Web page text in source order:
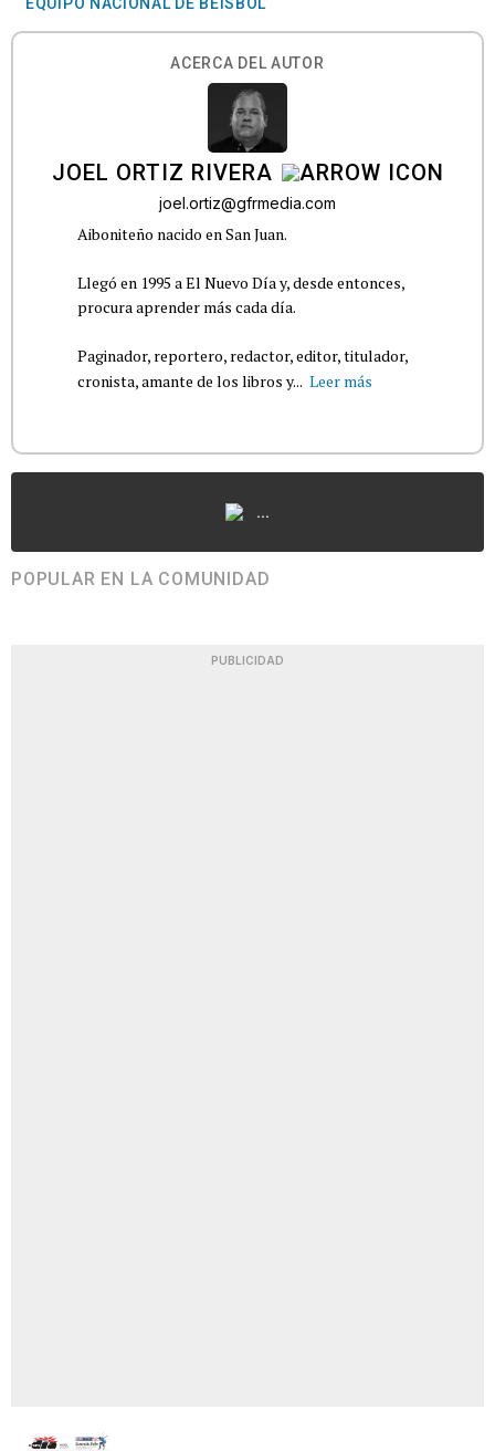
EQUIPO NACIONAL DE BÉISBOL
ACERCA DEL AUTOR
JOEL ORTIZ RIVERA
joel.ortiz@gfrmedia.com
Aiboniteño nacido en San Juan.
Llegó en 1995 a El Nuevo Día y, desde entonces,
procura aprender más cada día.
Paginador, reportero, redactor, editor, titulador,
cronista, amante de los libros y... Leer más
...
POPULAR EN LA COMUNIDAD
PUBLICIDAD